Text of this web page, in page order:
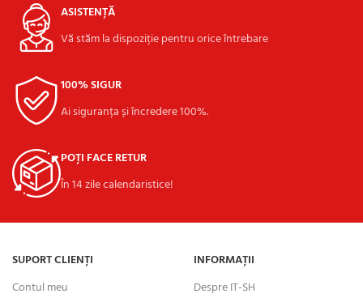
ASISTENȚĂ
Vă stăm la dispoziție pentru orice întrebare
100% SIGUR
Ai siguranța și încredere 100%.
POȚI FACE RETUR
În 14 zile calendaristice!
SUPORT CLIENȚI
Contul meu
INFORMAȚII
Despre IT-SH